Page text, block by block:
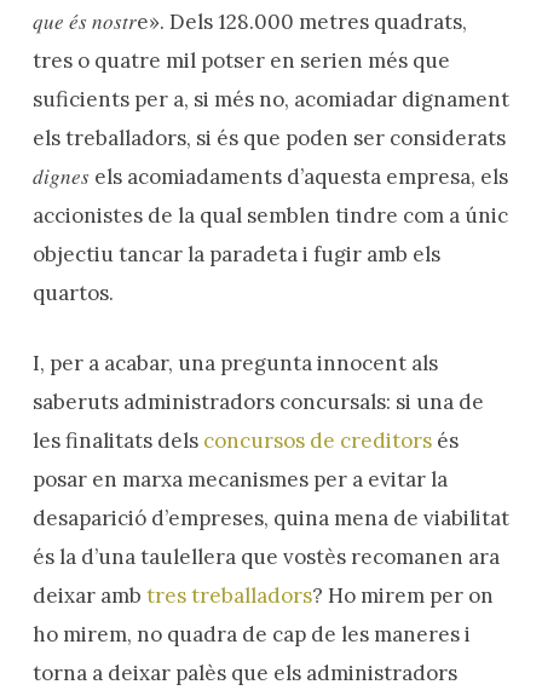
que és nostre». Dels 128.000 metres quadrats,
tres o quatre mil potser en serien més que
suficients per a, si més no, acomiadar dignament
els treballadors, si és que poden ser considerats
dignesels acomiadaments d’aquesta empresa, els
accionistes de la qual semblen tindre com a únic
objectiu tancar la paradeta i fugir amb els
quartos.
I, per a acabar, una pregunta innocent als
saberuts administradors concursals: si una de
les finalitats dels concursos de creditorsés
posar en marxa mecanismes per a evitar la
desaparició d’empreses, quina mena de viabilitat
és la d’una taulellera que vostès recomanen ara
deixar amb tres treballadors? Ho mirem per on
ho mirem, no quadra de cap de les maneres i
torna a deixar palès que els administradors